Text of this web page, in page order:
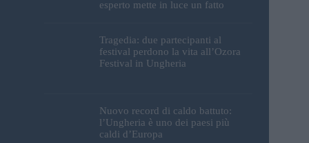
esperto mette in luce un fatto
Tragedia: due partecipanti al
festival perdono la vita all’Ozora
Festival in Ungheria
Nuovo record di caldo battuto:
l’Ungheria è uno dei paesi più
caldi d’Europa